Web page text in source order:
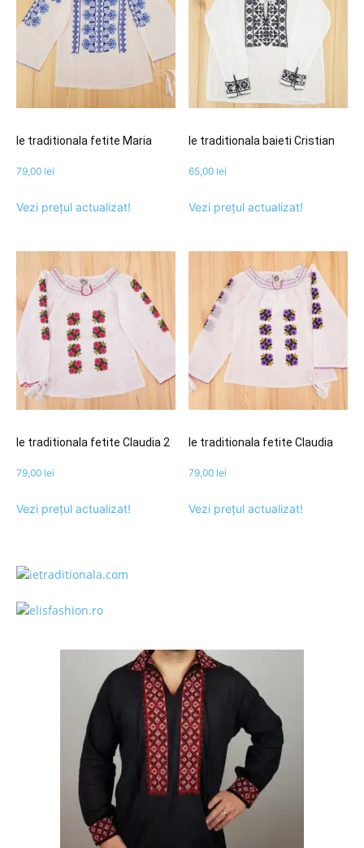
Ie traditionala fetite Maria
79,00 lei
Vezi prețul actualizat!
Ie traditionala baieti Cristian
65,00 lei
Vezi prețul actualizat!
Ie traditionala fetite Claudia 2
79,00 lei
Vezi prețul actualizat!
Ie traditionala fetite Claudia
79,00 lei
Vezi prețul actualizat!